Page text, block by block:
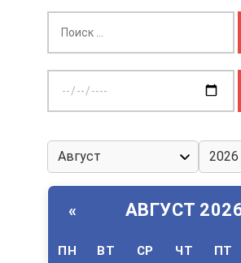
дату:
« АВГУСТ
ПН ВТ СР ЧТ ПТ